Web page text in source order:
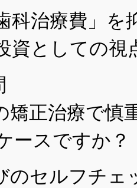
科治療費」
資としての視
矯正治療で慎
ースですか？
のセルフチェ